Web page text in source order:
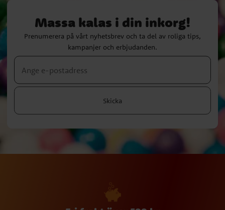
Massa kalas i din inkorg!
Prenumerera på vårt nyhetsbrev och ta del av roliga tips,
kampanjer och erbjudanden.
Skicka